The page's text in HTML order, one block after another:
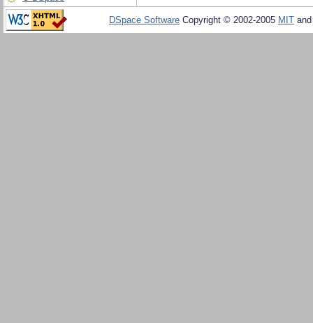
DSpace Software Copyright © 2002-2005 MIT